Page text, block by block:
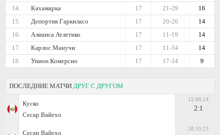
14.
Кахамарка 16
21-29
17
15.
Депортив Гаркиласо 14
20-26
17
16.
Алианса Атлетико 14
11-19
17
17.
Карлос Манучи 14
11-34
17
18.
Унион Комерсио 9
17-34
17
ПОСЛЕДНИЕ МАТЧИ ДРУГ С ДРУГОМ
Куско
Сесар Вайехо
12.08.24
2:1
Сесар Вайехо
28.10.23